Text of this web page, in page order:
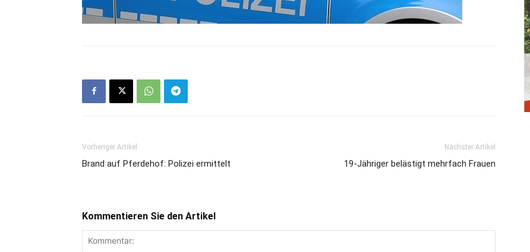
Vorheriger Artikel
Brand auf Pferdehof: Polizei ermittelt
Nächster Artikel
19-Jähriger belästigt mehrfach Frauen
Kommentieren Sie den Artikel